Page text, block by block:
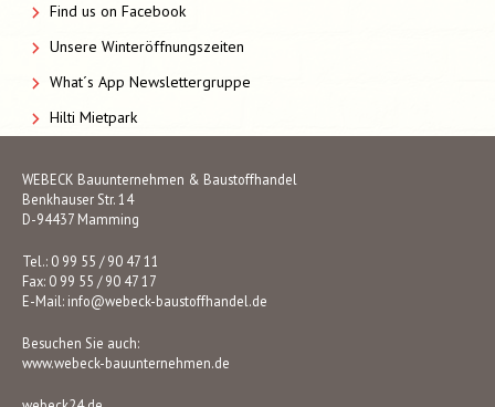
Find us on Facebook
Unsere Winteröffnungszeiten
What´s App Newslettergruppe
Hilti Mietpark
WEBECK Bauunternehmen & Baustoffhandel
Benkhauser Str. 14
D-94437 Mamming
Tel.: 0 99 55 / 90 47 11
Fax: 0 99 55 / 90 47 17
E-Mail: info@webeck-baustoffhandel.de
Besuchen Sie auch:
www.webeck-bauunternehmen.de